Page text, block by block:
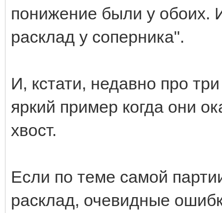
понижение были у обоих.
расклад у соперника".
И, кстати, недавно про
яркий пример когда они
хвост.
Если по теме самой
расклад, очевидные